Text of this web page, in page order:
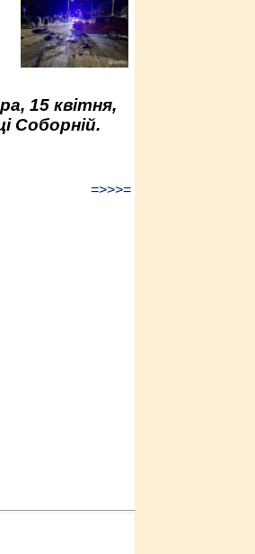
15 квітня,
Соборній.
=>>>=